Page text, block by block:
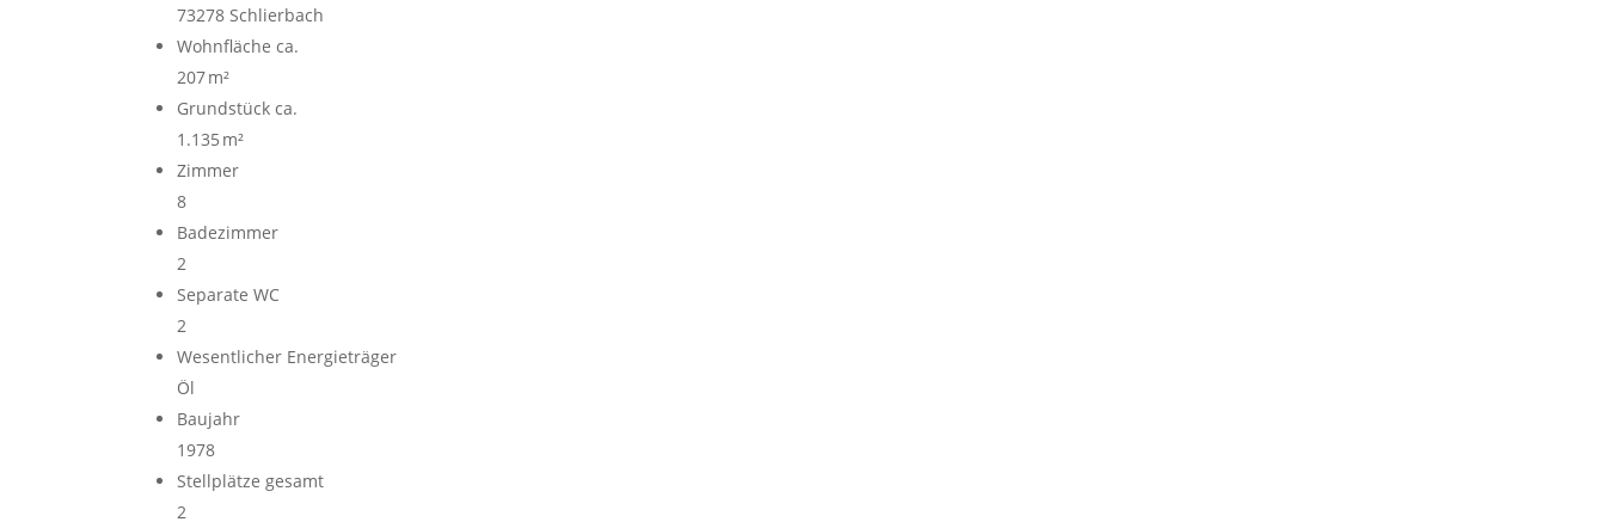
73278 Schlierbach
Wohnfläche ca.
207 m²
Grund­stück ca.
1.135 m²
Zimmer
8
Badezimmer
2
Separate WC
2
Wesentlicher Energieträger
Öl
Baujahr
1978
Stellplätze gesamt
2